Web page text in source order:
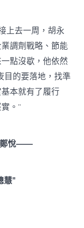
去一周，胡永
調劑戰略、節能
點沒歇，他依然
目的要落地，找準
本就有了履行
。”
鄭悅——
慧”